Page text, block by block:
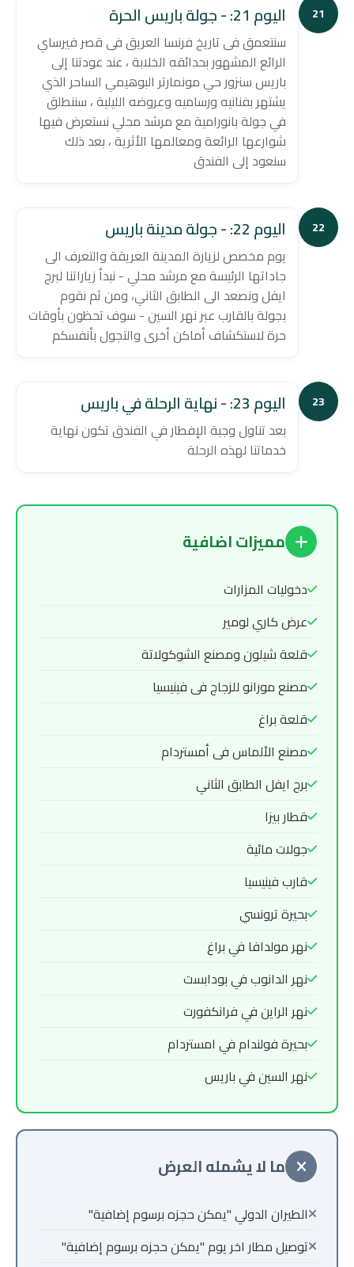
21 اليوم 21: - جولة باريس الحرة
سنتعمق فى تاريخ فرنسا العريق فى قصر فيرساي
الرائع المشهور بحدائقه الخلابة ، عند عودتنا إلى
باريس سنزور حي مونمارتر البوهيمي الساحر الذي
يشتهر بفنانيه ورساميه وعروضه الليلية ، سننطلق
في جولة بانورامية مع مرشد محلي نستعرض فيها
شوارعها الرائعة ومعالمها الأثرية ، بعد ذلك
سنعود إلى الفندق
22 اليوم 22: - جولة مدينة باريس
يوم مخصص لزيارة المدينة العريقة والتعرف الى
جاداتها الرئيسة مع مرشد محلي - نبدأ زياراتنا لبرج
ايفل ونصعد الى الطابق الثاني، ومن ثم نقوم
بجولة بالقارب عبر نهر السين - سوف تحظون بأوقات
حرة لاستكشاف أماكن أخرى والتجول بأنفسكم
23 اليوم 23: - نهاية الرحلة في باريس
بعد تناول وجبة الإفطار في الفندق تكون نهاية
خدماتنا لهذه الرحلة
مميزات اضافية
دخوليات المزارات
عرض كاري لومير
قلعة شيلون ومصنع الشوكولاتة
مصنع مورانو للزجاج فى فينيسيا
قلعة براغ
مصنع الألماس فى أمستردام
برج ايفل الطابق الثاني
قطار بيزا
جولات مائية
قارب فينيسيا
بحيرة ترونسي
نهر مولدافا في براغ
نهر الدانوب في بودابست
نهر الراين في فرانكفورت
بحيرة فولندام في امستردام
نهر السين في باريس
ما لا يشمله العرض
الطيران الدولي "يمكن حجزه برسوم إضافية"
توصيل مطار اخر يوم "يمكن حجزه برسوم إضافية"